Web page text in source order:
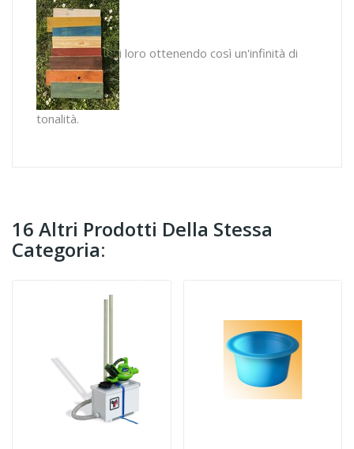
i loro ottenendo così un'infinità di
tonalità.
16 Altri Prodotti Della Stessa
Categoria: